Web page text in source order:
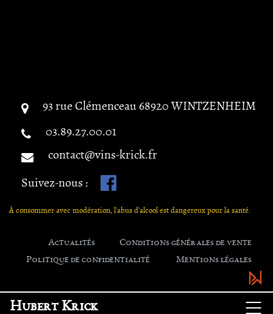
Hubert Krick
93 rue Clémenceau68920 WINTZENHEIM
03.89.27.00.01
contact@vins-krick.fr
Suivez-nous :
À consommer avec modération, l'abus d'alcool est dangereux pour la santé.
Actualités
Conditions générales de vente
Politique de confidentialité
Mentions légales